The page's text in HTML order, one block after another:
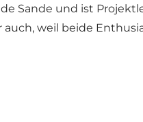
Sande und ist
weil beide